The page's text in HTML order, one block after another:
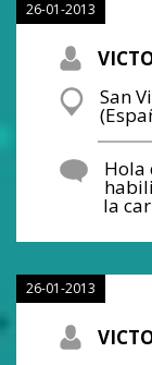
26-01-2013
San
Hola
la
26-01-2013